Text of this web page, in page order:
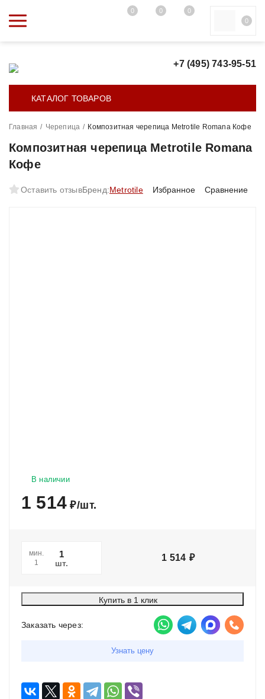
0 0
0
0
+7 (495) 743-95-51
КАТАЛОГ ТОВАРОВ
Главная / Черепица / Композитная черепица Metrotile Romana Кофе
Композитная черепица Metrotile Romana
Кофе
Оставить отзывБренд:Metrotile Избранное Сравнение
В наличии
1 514 ₽/шт.
мин.
1
шт.
1 514 ₽
Купить в 1 клик
Заказать через:
Узнать цену